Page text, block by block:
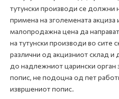
Е-Весник
тутунски производи се должни
примена на зголемената акциза
малопродажна цена да
на тутунски производи во сите
различни од акцизниот склад и
до надлежниот царински орган
попис, не подоцна од пет
извршениот попис.